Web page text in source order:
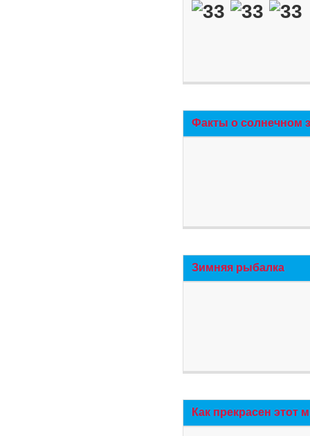
Факты о солнечном
Зимняя рыбалка
Как прекрасен этот